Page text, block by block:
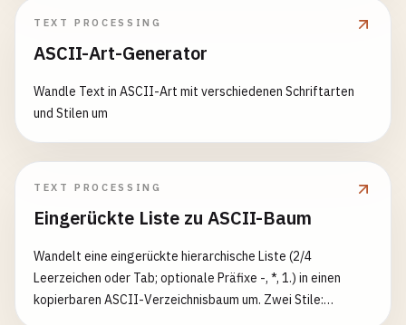
TEXT PROCESSING
ASCII-Art-Generator
Wandle Text in ASCII-Art mit verschiedenen Schriftarten
und Stilen um
TEXT PROCESSING
Eingerückte Liste zu ASCII-Baum
Wandelt eine eingerückte hierarchische Liste (2/4
Leerzeichen oder Tab; optionale Präfixe -, *, 1.) in einen
kopierbaren ASCII-Verzeichnisbaum um. Zwei Stile: